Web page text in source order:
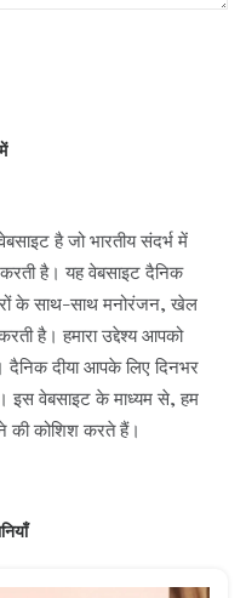
है जो भारतीय संदर्भ में
है। यह वेबसाइट दैनिक
के साथ-साथ मनोरंजन, खेल
है। हमारा उद्देश्य आपको
दैनिक दीया आपके लिए दिनभर
इस वेबसाइट के माध्यम से, हम
की कोशिश करते हैं।